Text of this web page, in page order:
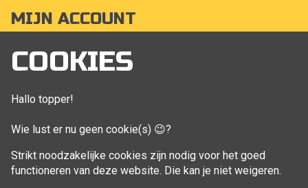
COOKIES
Hallo topper!
Wie lust er nu geen cookie(s) 😉?
Strikt noodzakelijke cookies zijn nodig voor het goed
functioneren van deze website. Die kan je niet weigeren.
MIJN ACCOUNT
Mijn account
Bestellingen
Aankoop beheren
VOLG MIJ